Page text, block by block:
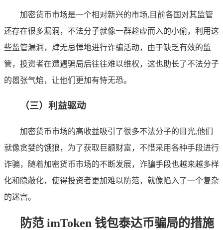
加密货币市场是一个相对新兴的市场,目前各国对其监管
还存在很多漏洞，不法分子就像一群趁虚而入的小偷，利用这
些监管漏洞，肆无忌惮地进行诈骗活动，由于缺乏有效的监
管，投资者在遭遇骗局后往往难以维权，这也助长了不法分子
的嚣张气焰，让他们更加有恃无恐。
（三）利益驱动
加密货币市场的高收益吸引了很多不法分子的目光,他们
就像贪婪的饿狼，为了获取巨额财富，不惜采用各种手段进行
诈骗，随着加密货币市场的不断发展，诈骗手段也越来越多样
化和隐蔽化，使得投资者更加难以防范，就像陷入了一个复杂
的迷宫。
防范 imToken 钱包泰达币骗局的措施